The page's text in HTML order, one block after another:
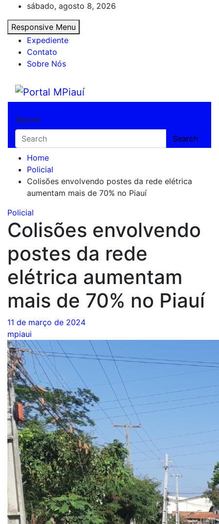
content
sábado, agosto 8, 2026
Responsive Menu
Expediente
Contato
Sobre Nós
Portal MPiauí
Search
Search
Home
Policial
Colisões envolvendo postes da rede elétrica
aumentam mais de 70% no Piauí
Policial
Colisões envolvendo
postes da rede
elétrica aumentam
mais de 70% no Piauí
11 de março de 2024
mpiaui